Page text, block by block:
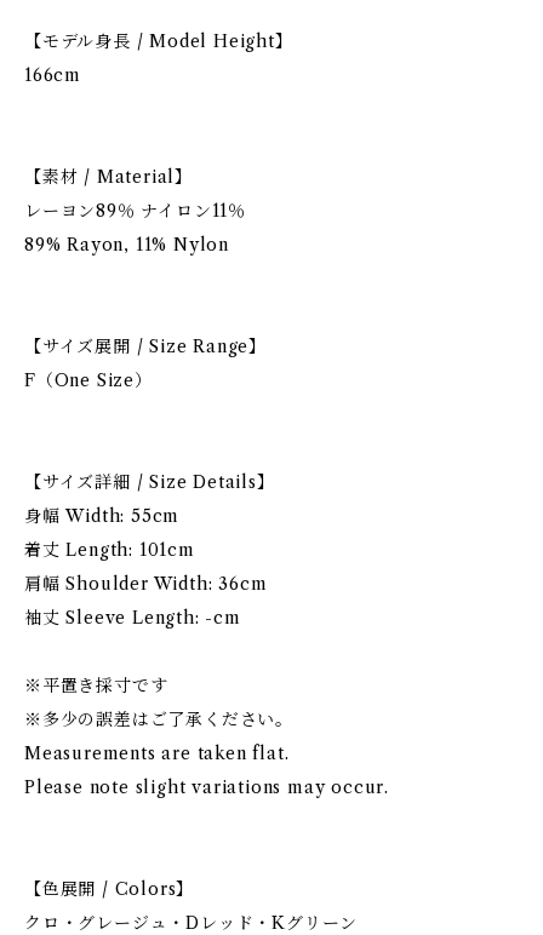
【モデル身長 / Model Height】
166cm
【素材 / Material】
レーヨン89％ ナイロン11％
89% Rayon, 11% Nylon
【サイズ展開 / Size Range】
F（One Size）
【サイズ詳細 / Size Details】
身幅 Width: 55cm
着丈 Length: 101cm
肩幅 Shoulder Width: 36cm
袖丈 Sleeve Length: -cm
※平置き採寸です
※多少の誤差はご了承ください。
Measurements are taken flat.
Please note slight variations may occur.
【色展開 / Colors】
クロ・グレージュ・Dレッド・Kグリーン